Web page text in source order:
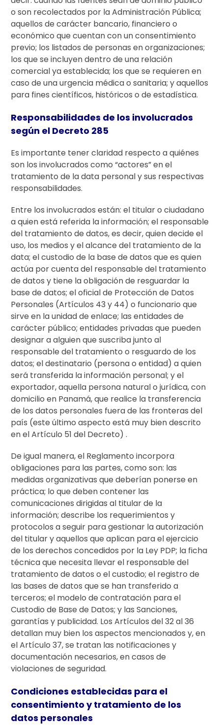
o son recolectados por la Administración Pública;
aquellos de carácter bancario, financiero o
económico que cuentan con un consentimiento
previo; los listados de personas en organizaciones;
los que se incluyen dentro de una relación
comercial ya establecida; los que se requieren en
caso de una urgencia médica o sanitaria; y aquellos
para fines científicos, históricos o de estadística.
Responsabilidades de los involucrados
según el Decreto 285
Es importante tener claridad respecto a quiénes
son los involucrados como “actores” en el
tratamiento de la data personal y sus respectivas
responsabilidades.
Entre los involucrados están: el titular o ciudadano
a quien está referida la información; el responsable
del tratamiento de datos, es decir, quien decide el
uso, los medios y el alcance del tratamiento de la
data; el custodio de la base de datos que es quien
actúa por cuenta del responsable del tratamiento
de datos y tiene la obligación de resguardar la
base de datos; el oficial de Protección de Datos
Personales (Artículos 43 y 44) o funcionario que
sirve en la unidad de enlace; las entidades de
carácter público; entidades privadas que pueden
designar a alguien que suscriba junto al
responsable del tratamiento o resguardo de los
datos; el destinatario (persona o entidad) a quien
será transferida la información personal; y el
exportador, aquella persona natural o jurídica, con
domicilio en Panamá, que realice la transferencia
de los datos personales fuera de las fronteras del
país (este último aspecto está muy bien descrito
en el Artículo 51 del Decreto) .
De igual manera, el Reglamento incorpora
obligaciones para las partes, como son: las
medidas organizativas que deberían ponerse en
práctica; lo que deben contener las
comunicaciones dirigidas al titular de la
información; describe los requerimientos y
protocolos a seguir para gestionar la autorización
del titular y aquellos que aplican para el ejercicio
de los derechos concedidos por la Ley PDP; la ficha
técnica que necesita llevar el responsable del
tratamiento de datos o el custodio; el registro de
las bases de datos que se han transferido a
terceros; el modelo de contratación para el
Custodio de Base de Datos; y las Sanciones,
garantías y publicidad. Los Artículos del 32 al 36
detallan muy bien los aspectos mencionados y, en
el Artículo 37, se tratan las notificaciones y
documentación necesarios, en casos de
violaciones de seguridad.
Condiciones establecidas para el
consentimiento y tratamiento de los
datos personales